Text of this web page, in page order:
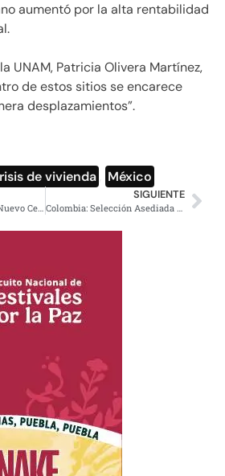
aumentó por la alta rentabilidad
UNAM, Patricia Olivera Martínez,
de estos sitios se encarece
desplazamientos”.
de vivienda México
Casa de las Palabras: Nuevo Centro Cultural en la CDMX
SIGUIENTE
Colombia: Selección Asediada tras Polémica con Petro